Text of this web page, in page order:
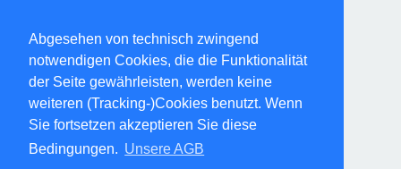
Abgesehen von technisch zwingend
notwendigen Cookies, die die Funktionalität
der Seite gewährleisten, werden keine
weiteren (Tracking-)Cookies benutzt. Wenn
Sie fortsetzen akzeptieren Sie diese
Bedingungen. Unsere AGB